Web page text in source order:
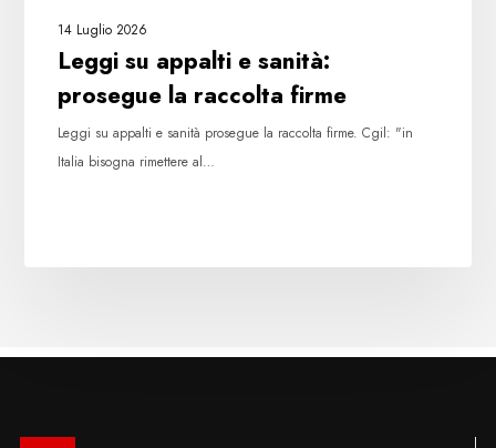
14 Luglio 2026
Leggi su appalti e sanità:
prosegue la raccolta firme
Leggi su appalti e sanità prosegue la raccolta firme. Cgil: "in
Italia bisogna rimettere al…